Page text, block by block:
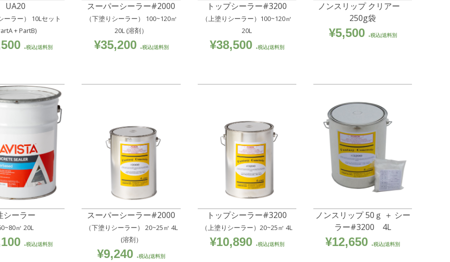
UA20
ーラー） 10Lセット
+ PartB)
税込|送料別
スーパーシーラー#2000
（下塗りシーラー） 100~120㎡
20L (溶剤）
¥35,200 税込|送料別
トップシーラー#3200
（上塗りシーラー）100~120㎡
20L
¥38,500 税込|送料別
ノンスリップ クリアー
250g袋
¥5,500 税込|送料別
シーラー
㎡ 20L
税込|送料別
スーパーシーラー#2000
（下塗りシーラー） 20~25㎡ 4L
(溶剤）
¥9,240 税込|送料別
トップシーラー#3200
（上塗りシーラー）20~25㎡ 4L
¥10,890 税込|送料別
ノンスリップ 50ｇ ＋ シー
ラー#3200 4L
¥12,650 税込|送料別